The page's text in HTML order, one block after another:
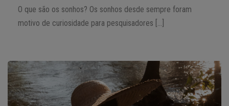
O que são os sonhos? Os sonhos desde sempre foram
motivo de curiosidade para pesquisadores […]